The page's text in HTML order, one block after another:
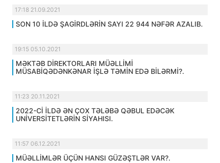
17:18 21.09.2021
SON 10 İLDƏ ŞAGİRDLƏRİN SAYI 22 944 NƏFƏR AZALIB.
19:15 05.10.2021
MƏKTƏB DİREKTORLARI MÜƏLLİMİ
MÜSABİQƏDƏNKƏNAR İŞLƏ TƏMİN EDƏ BİLƏRMİ?.
11:23 20.11.2021
2022-Cİ İLDƏ ƏN ÇOX TƏLƏBƏ QƏBUL EDƏCƏK
UNİVERSİTETLƏRİN SİYAHISI.
11:57 06.12.2021
MÜƏLLİMLƏR ÜÇÜN HANSI GÜZƏŞTLƏR VAR?.